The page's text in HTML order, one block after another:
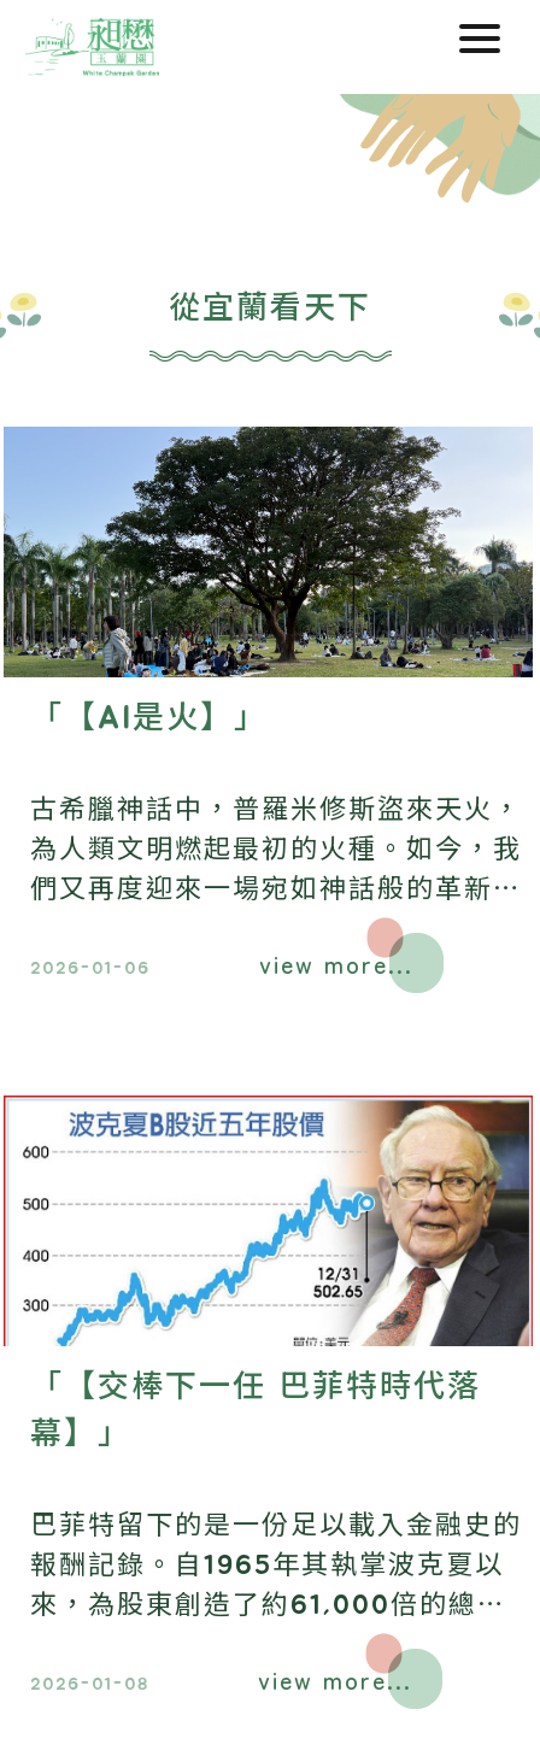
從宜蘭看天下
「【AI是火】」
古希臘神話中，普羅米修斯盜來天火，
為人類文明燃起最初的火種。如今，我
們又再度迎來一場宛如神話般的革新-
一種近似魔法的新火-AI，正以驚人的
速度與力量，推動人類文明以前所未見
2026-01-06 view more...
「【交棒下一任 巴菲特時代落
幕】」
巴菲特留下的是一份足以載入金融史的
報酬記錄。自1965年其執掌波克夏以
來，為股東創造了約61,000倍的總回
報，遠超同期標普500指數約460倍
（含股息）的回報水平。
2026-01-08 view more...